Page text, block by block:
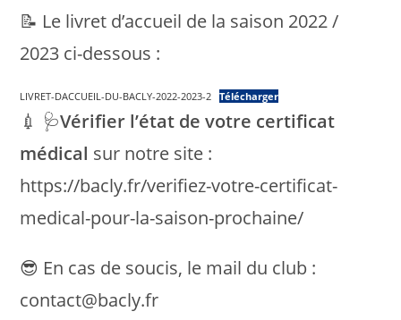
📝 Le livret d’accueil de la saison 2022 /
2023 ci-dessous :
LIVRET-DACCUEIL-DU-BACLY-2022-2023-2 Télécharger
💉 🩺Vérifier l’état de votre certificat
médical sur notre site :
https://bacly.fr/verifiez-votre-certificat-
medical-pour-la-saison-prochaine/
😎 En cas de soucis, le mail du club :
contact@bacly.fr